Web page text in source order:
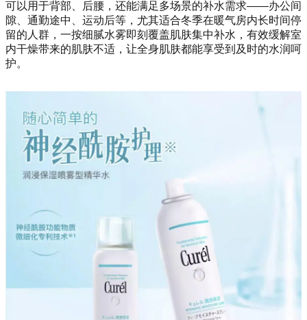
可以用于背部、后腰，还能满足多场景的补水需求——办公间
隙、通勤途中、运动后等，尤其适合冬季在暖气房内长时间停
留的人群，一按细腻水雾即刻覆盖肌肤集中补水，有效缓解室
内干燥带来的肌肤不适，让全身肌肤都能享受到及时的水润呵
护。